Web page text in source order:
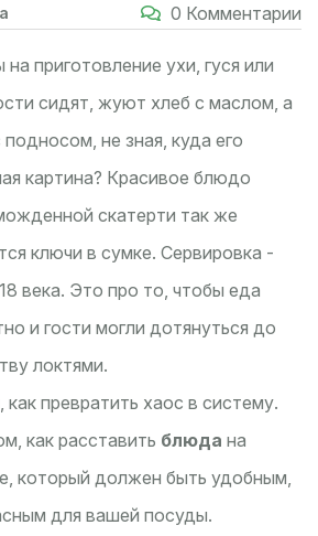
0 Комментарии
приготовление ухи, гуся или
сидят, жуют хлеб с маслом, а
не зная, куда его
картина? Красивое блюдо
скатерти так же
ключи в сумке. Сервировка -
века. Это про то, чтобы еда
и гости могли дотянуться до
локтями.
превратить хаос в систему.
как расставить блюда на
, который должен быть удобным,
для вашей посуды.